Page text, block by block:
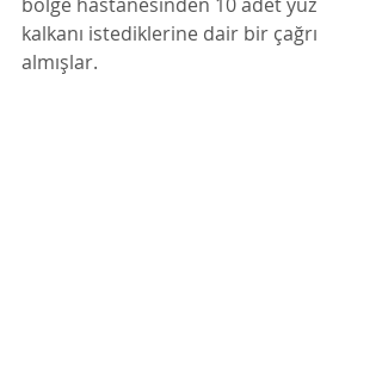
kalkanı istediklerine dair bir çağrı
almışlar.